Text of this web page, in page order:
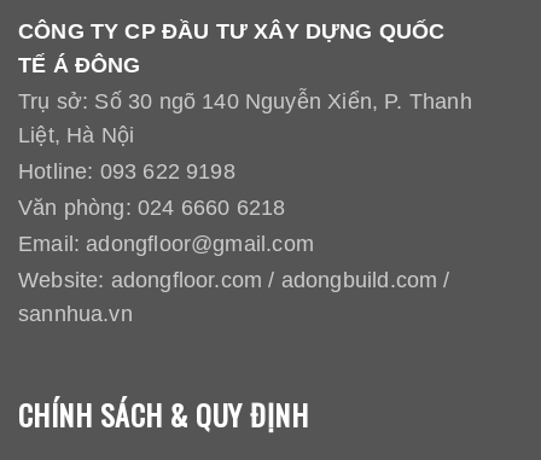
CÔNG TY CP ĐẦU TƯ XÂY DỰNG QUỐC
TẾ Á ĐÔNG
Trụ sở: Số 30 ngõ 140 Nguyễn Xiển, P. Thanh
Liệt, Hà Nội
Hotline: 093 622 9198
Văn phòng: 024 6660 6218
Email: adongfloor@gmail.com
Website: adongfloor.com / adongbuild.com /
sannhua.vn
CHÍNH SÁCH & QUY ĐỊNH